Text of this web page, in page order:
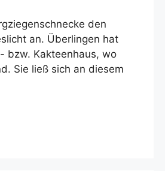
den
an. Überlingen hat
bzw. Kakteenhaus, wo
Sie ließ sich an diesem